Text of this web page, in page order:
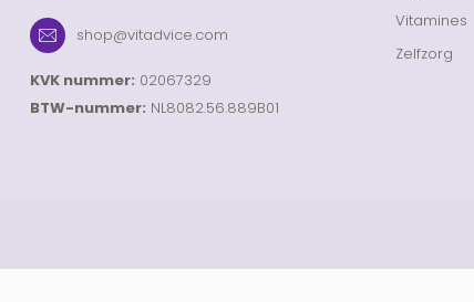
shop@vitadvice.com
KVK nummer: 02067329
BTW-nummer: NL8082.56.889B01
Vitamines
Zelfzorg